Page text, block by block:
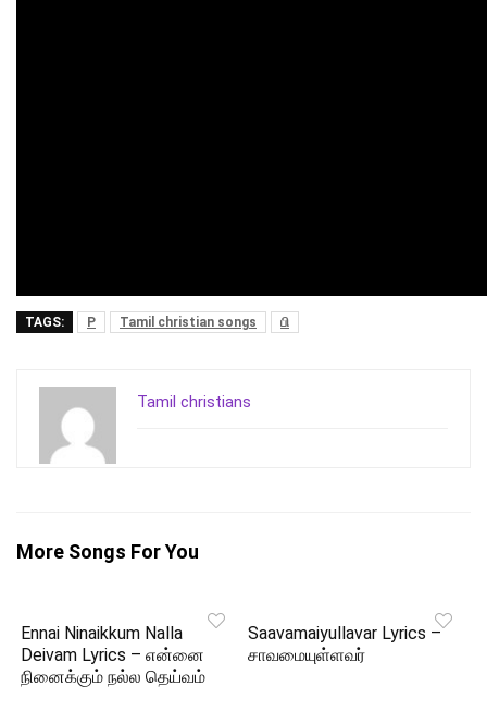
TAGS: P Tamil christian songs பி
Tamil christians
More Songs For You
Ennai Ninaikkum Nalla
Deivam Lyrics – என்னை
நினைக்கும் நல்ல தெய்வம்
Saavamaiyullavar Lyrics –
சாவமையுள்ளவர்